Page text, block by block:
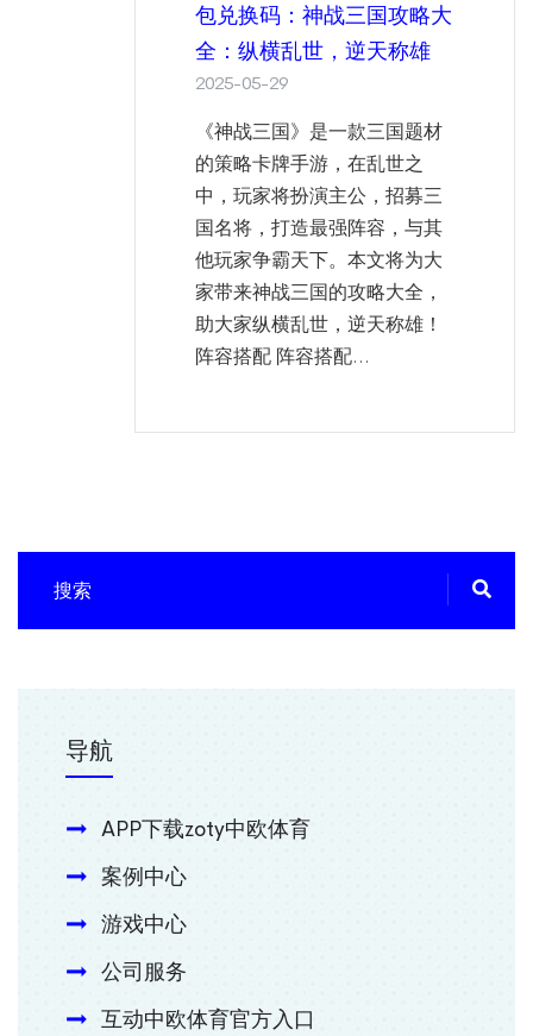
包兑换码：神战三国攻略大
全：纵横乱世，逆天称雄
2025-05-29
《神战三国》是一款三国题材
的策略卡牌手游，在乱世之
中，玩家将扮演主公，招募三
国名将，打造最强阵容，与其
他玩家争霸天下。本文将为大
家带来神战三国的攻略大全，
助大家纵横乱世，逆天称雄！
阵容搭配 阵容搭配...
导航
APP下载zoty中欧体育
案例中心
游戏中心
公司服务
互动中欧体育官方入口